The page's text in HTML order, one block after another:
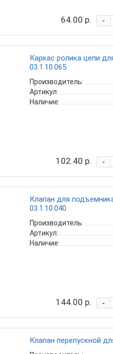
64.00 р. -
Каркас ролика цепи
03.1.10.065
Производитель:
Артикул:
Наличие:
102.40 р. -
Клапан для
03.1.10.040
Производитель:
Артикул:
Наличие:
144.00 р. -
Клапан перепускной